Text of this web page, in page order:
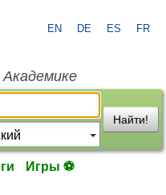
EN DE ES FR
Академике
Найти!
Игры ⚽